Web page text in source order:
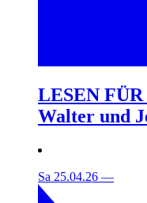
LESEN
Walter und
Sa 25.04.26 —